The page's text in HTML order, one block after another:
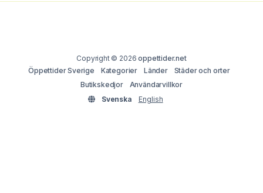
Copyright © 2026oppettider.net
Öppettider Sverige
Kategorier Länder
Städer och orter
Butikskedjor
Användarvillkor
Svenska
English